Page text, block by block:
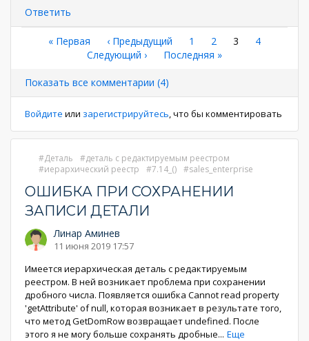
Ответить
Нумерация
страниц
Первая
страница
« Первая ←
‹ Предыдущий Страница
1 Страница
2
Текущая
3 Страница
4
Следующая
Следующий ›
Последняя
Последняя »
Показать все комментарии (4)
Войдите или зарегистрируйтесь, что бы комментировать
Деталь
деталь с редактируемым реестром
иерархический реестр
7.14_() sales_enterprise
ОШИБКА ПРИ СОХРАНЕНИИ
ЗАПИСИ ДЕТАЛИ
Линар Аминев
11 июня 2019 17:57
Имеется иерархическая деталь с редактируемым
реестром. В ней возникает проблема при сохранении
дробного числа. Появляется ошибка Cannot read property
'getAttribute' of null, которая возникает в результате того,
что метод GetDomRow возвращает undefined. После
этого я не могу больше сохранять дробные... Еще